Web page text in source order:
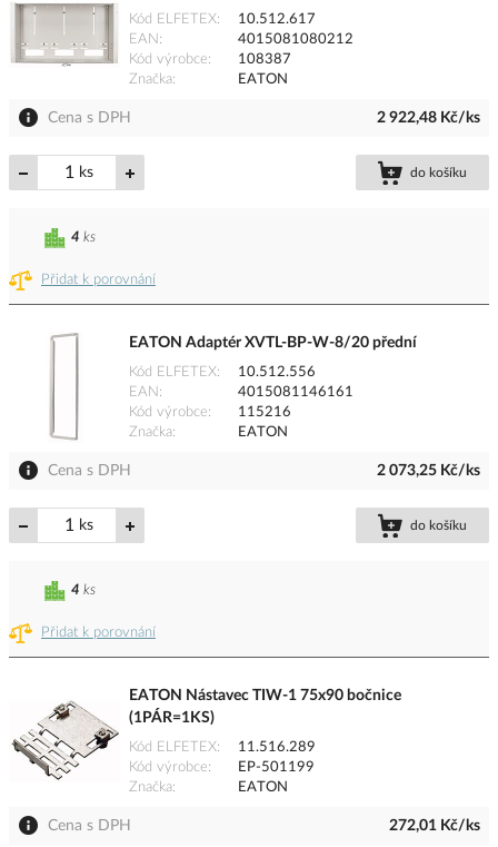
Kód ELFETEX
10.512.617
EAN
4015081080212
Kód výrobce
108387
Značka
EATON
Cena s DPH 2 922,48 Kč/ks
ks do košíku
Přidat k porovnání
4 ks
EATON Adaptér XVTL-BP-W-8/20 přední
Kód ELFETEX
10.512.556
EAN
4015081146161
Kód výrobce
115216
Značka
EATON
Cena s DPH 2 073,25 Kč/ks
ks do košíku
Přidat k porovnání
4 ks
EATON Nástavec TIW-1 75x90 bočnice
(1PÁR=1KS)
Kód ELFETEX
11.516.289
Kód výrobce
EP-501199
Značka
EATON
Cena s DPH 272,01 Kč/ks